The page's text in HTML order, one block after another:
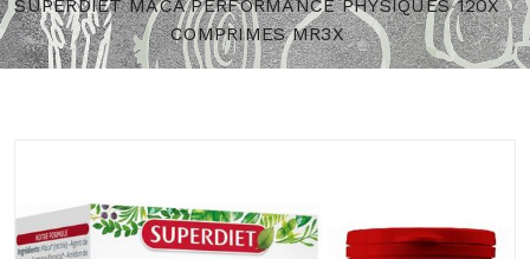
SUPERDIET MACA PERFORMANCE PHYSIQUES 120X
COMPRIMES MR3X